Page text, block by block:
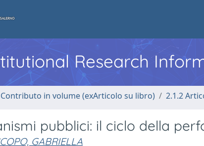
Research
in volume (exArticolo su libro) 2.1.2
pubblici: il ciclo della
GABRIELLA